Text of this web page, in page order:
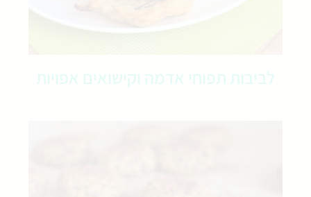
לביבות תפוחי אדמה וקישואים אפויות